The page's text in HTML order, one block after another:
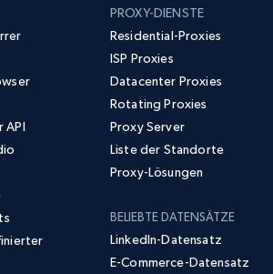
API
PROXY-DIENSTE
Residential-Proxies
ISP Proxies
Datacenter Proxies
Rotating Proxies
Proxy Server
Liste der Standorte
Proxy-Lösungen
BELIEBTE DATENSÄTZE
LinkedIn-Datensatz
E-Commerce-Datensatz